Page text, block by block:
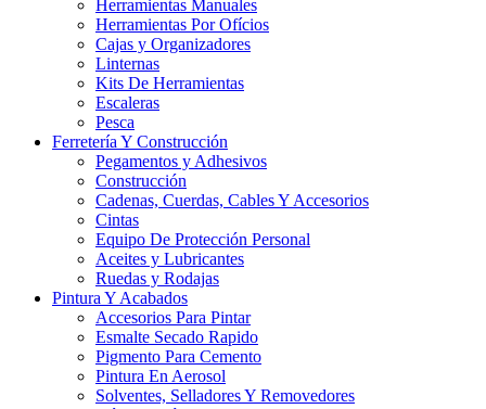
Herramientas Manuales
Herramientas Por Ofícios
Cajas y Organizadores
Linternas
Kits De Herramientas
Escaleras
Pesca
Ferretería Y Construcción
Pegamentos y Adhesivos
Construcción
Cadenas, Cuerdas, Cables Y Accesorios
Cintas
Equipo De Protección Personal
Aceites y Lubricantes
Ruedas y Rodajas
Pintura Y Acabados
Accesorios Para Pintar
Esmalte Secado Rapido
Pigmento Para Cemento
Pintura En Aerosol
Solventes, Selladores Y Removedores